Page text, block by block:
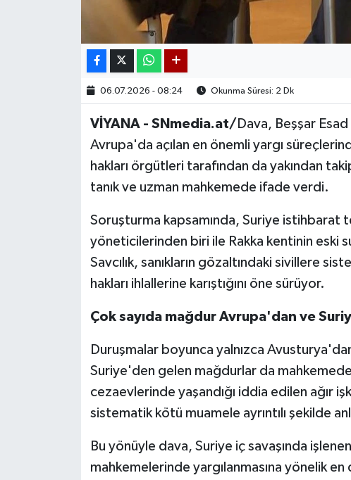
06.07.2026 - 08:24 Okunma Süresi: 2 Dk
VİYANA - SNmedia.at/ Dava, Beşşar
Avrupa'da açılan en önemli yargı
hakları örgütleri tarafından da yakından
tanık ve uzman mahkemede ifade verdi.
Soruşturma kapsamında, Suriye istihbarat
yöneticilerinden biri ile Rakka kentinin eski
Savcılık, sanıkların gözaltındaki sivillere
hakları ihlallerine karıştığını öne sürüyor.
Çok sayıda mağdur Avrupa'dan ve
Duruşmalar boyunca yalnızca
Suriye'den gelen mağdurlar da
cezaevlerinde yaşandığı iddia edilen ağır
sistematik kötü muamele ayrıntılı şekilde
Bu yönüyle dava, Suriye iç savaşında
mahkemelerinde yargılanmasına yönelik